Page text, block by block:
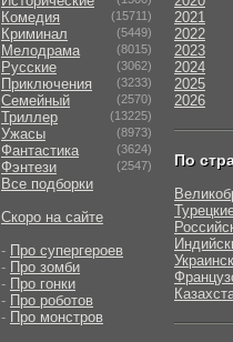
Комедия (15711)
Криминал (5449)
Мелодрама (8015)
Русские (3062)
Приключения (3233)
Семейный (2570)
Триллер (13225)
Ужасы (8973)
Фантастика (3624)
Фэнтези (2547)
Все подборки
Скоро на сайте
- Про супергероев
- Про зомби
- Про гонки
- Про роботов
- Про монстров
2021
2022
2023
2024
2025
2026
По